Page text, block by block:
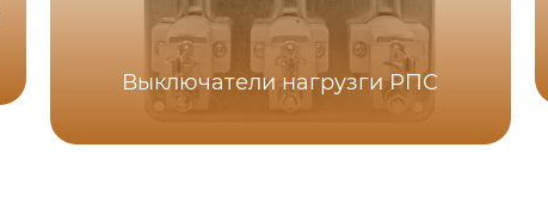
Выключатели нагрузги РПС